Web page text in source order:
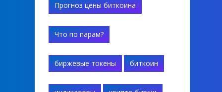
Прогноз цены биткоина
Что по парам?
биржевые токены биткоин